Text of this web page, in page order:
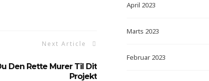
Next Article
Den Rette Murer Til Dit
Projekt
April 2023
Marts 2023
Februar 2023